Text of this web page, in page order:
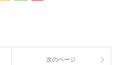
次のページ